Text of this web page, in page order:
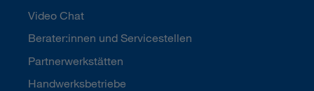
Video Chat
Berater:innen und Servicestellen
Partnerwerkstätten
Handwerksbetriebe